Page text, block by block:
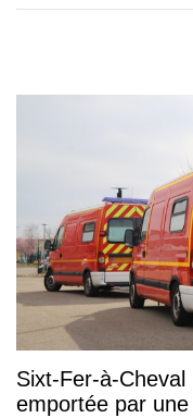
Sixt-Fer-à-
emportée par